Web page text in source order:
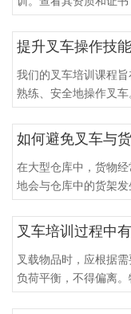
提升叉车操作技
我们的叉车培训课程
熟练、安全地操作叉车
如何避免叉车与
在大型仓库中，货物
地会与仓库中的货架发
叉车培训过程中
叉载物品时，应根据
负荷平衡，不得偏离。